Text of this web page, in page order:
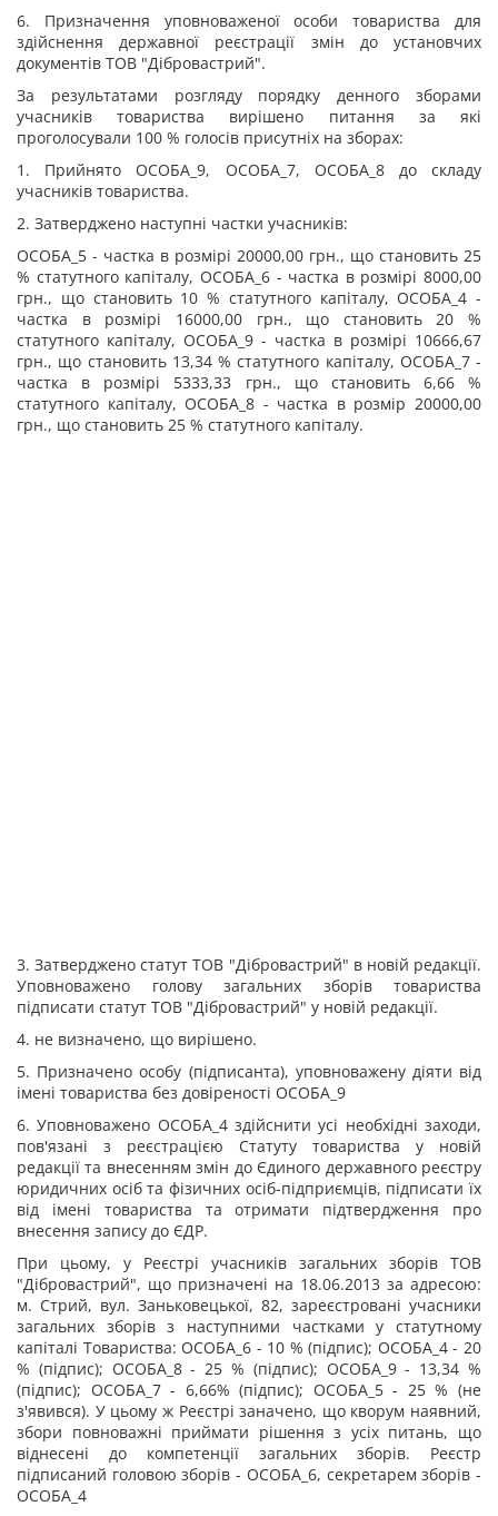
6. Призначення уповноваженої особи товариства для
здійснення державної реєстрації змін до установчих
документів TOB "Дібровастрий".
За результатами розгляду порядку денного зборами
учасників товариства вирішено питання за які
проголосували 100 % голосів присутніх на зборах:
1. Прийнято ОСОБА_9, ОСОБА_7, ОСОБА_8 до складу
учасників товариства.
2. Затверджено наступні частки учасників:
ОСОБА_5 - частка в розмірі 20000,00 грн., що становить 25
% статутного капіталу, ОСОБА_6 - частка в розмірі 8000,00
грн., що становить 10 % статутного капіталу, ОСОБА_4 -
частка в розмірі 16000,00 грн., що становить 20 %
статутного капіталу, ОСОБА_9 - частка в розмірі 10666,67
грн., що становить 13,34 % статутного капіталу, ОСОБА_7 -
частка в розмірі 5333,33 грн., що становить 6,66 %
статутного капіталу, ОСОБА_8 - частка в розмір 20000,00
грн., що становить 25 % статутного капіталу.
3. Затверджено статут TOB "Дібровастрий" в новій редакції.
Уповноважено голову загальних зборів товариства
підписати статут TOB "Дібровастрий" у новій редакції.
4. не визначено, що вирішено.
5. Призначено особу (підписанта), уповноважену діяти від
імені товариства без довіреності ОСОБА_9
6. Уповноважено ОСОБА_4 здійснити усі необхідні заходи,
пов'язані з реєстрацією Статуту товариства у новій
редакції та внесенням змін до Єдиного державного реєстру
юридичних осіб та фізичних осіб-підприємців, підписати їх
від імені товариства та отримати підтвердження про
внесення запису до ЄДР.
При цьому, у Реєстрі учасників загальних зборів ТОВ
"Дібровастрий", що призначені на 18.06.2013 за адресою:
м. Стрий, вул. Заньковецької, 82, зареєстровані учасники
загальних зборів з наступними частками у статутному
капіталі Товариства: ОСОБА_6 - 10 % (підпис); ОСОБА_4 - 20
% (підпис); ОСОБА_8 - 25 % (підпис); ОСОБА_9 - 13,34 %
(підпис); ОСОБА_7 - 6,66% (підпис); ОСОБА_5 - 25 % (не
з'явився). У цьому ж Реєстрі заначено, що кворум наявний,
збори повноважні приймати рішення з усіх питань, що
віднесені до компетенції загальних зборів. Реєстр
підписаний головою зборів - ОСОБА_6, секретарем зборів -
ОСОБА_4